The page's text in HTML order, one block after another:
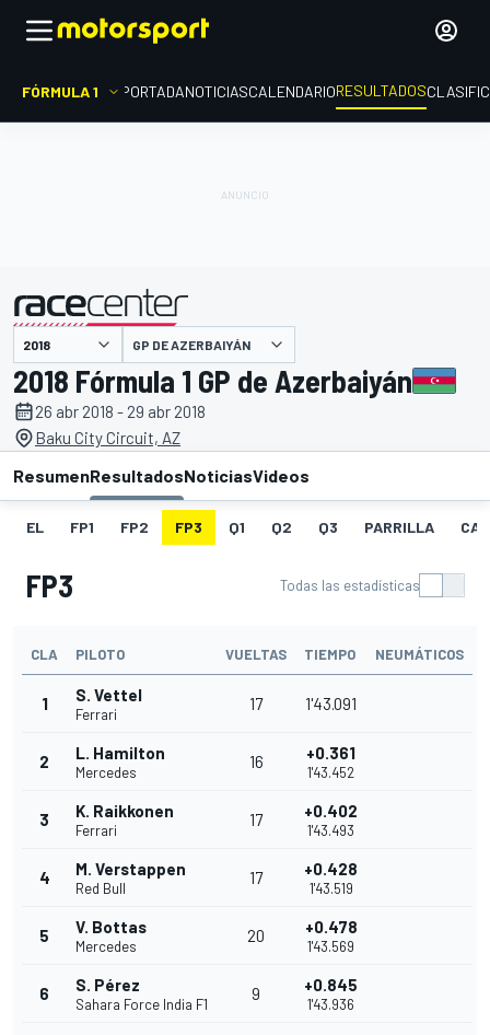
FÓRMULA 1 PORTADANOTICIASCALENDARIORESULTADOS
presentado por GP DE AZERBAIYÁN
2018 Fórmula 1 GP de Azerbaiyán
26 abr 2018 - 29 abr 2018
Baku City Circuit, AZ
ResumenResultadosNoticiasVideos
EL FP1 FP2 FP3 Q1 Q2 Q3 PARRILLA
FP3 Todas las estadísticas
CLA PILOTO VUELTAS TIEMPO NEUMÁTICOS
1 S. Vettel
Ferrari
17 1'43.091
2 L. Hamilton
Mercedes
16 +0.361
1'43.452
3 K. Raikkonen
Ferrari
17 +0.402
1'43.493
4 M. Verstappen
Red Bull
17 +0.428
1'43.519
5 V. Bottas
Mercedes
20 +0.478
1'43.569
6 S. Pérez
Sahara Force India F1
9 +0.845
1'43.936